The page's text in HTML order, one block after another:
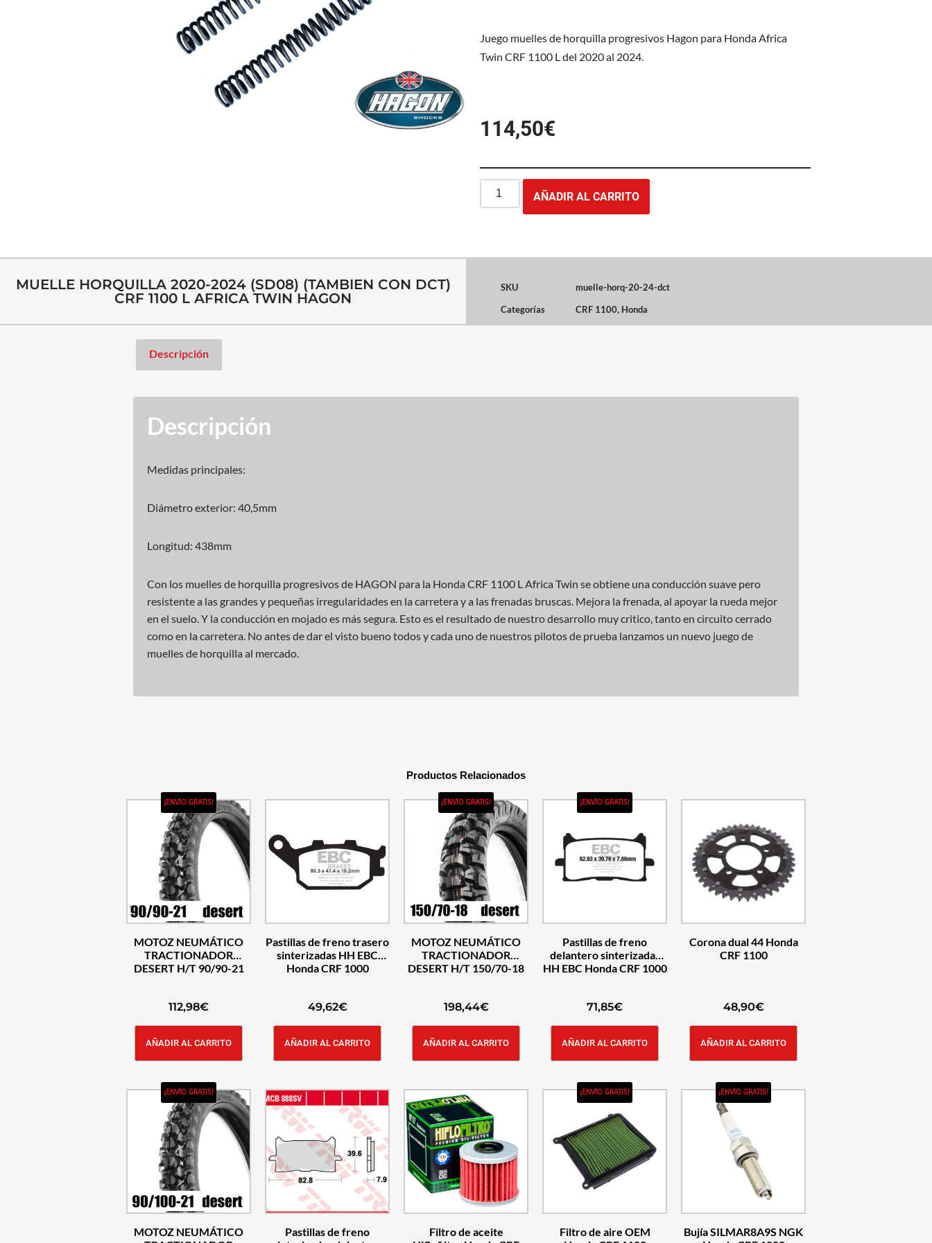
Juego muelles de horquilla progresivos Hagon para Honda Africa
Twin CRF 1100 L del 2020 al 2024.
114,50€
AÑADIR AL CARRITO
MUELLE HORQUILLA 2020-2024 (SD08) (TAMBIEN CON DCT)
CRF 1100 L AFRICA TWIN HAGON
SKU
muelle-horq-20-24-dct
Categorías
CRF 1100, Honda
Descripción
Descripción
Medidas principales:
Diámetro exterior: 40,5mm
Longitud: 438mm
Con los muelles de horquilla progresivos de HAGON para la Honda CRF 1100 L Africa Twin se obtiene una conducción suave pero
resistente a las grandes y pequeñas irregularidades en la carretera y a las frenadas bruscas. Mejora la frenada, al apoyar la rueda mejor
en el suelo. Y la conducción en mojado es más segura. Esto es el resultado de nuestro desarrollo muy critico, tanto en circuito cerrado
como en la carretera. No antes de dar el visto bueno todos y cada uno de nuestros pilotos de prueba lanzamos un nuevo juego de
muelles de horquilla al mercado.
Productos Relacionados
¡ENVÍO GRATIS!
MOTOZ NEUMÁTICO
TRACTIONADOR
DESERT H/T 90/90-21
112,98€
AÑADIR AL CARRITO
Pastillas de freno trasero
sinterizadas HH EBC
Honda CRF 1000
49,62€
AÑADIR AL CARRITO
¡ENVÍO GRATIS!
MOTOZ NEUMÁTICO
TRACTIONADOR
DESERT H/T 150/70-18
198,44€
AÑADIR AL CARRITO
¡ENVÍO GRATIS!
Pastillas de freno
delantero sinterizadas
HH EBC Honda CRF 1000
71,85€
AÑADIR AL CARRITO
Corona dual 44 Honda
CRF 1100
48,90€
AÑADIR AL CARRITO
¡ENVÍO GRATIS!
MOTOZ NEUMÁTICO
Pastillas de freno
Filtro de aceite
¡ENVÍO GRATIS!
Filtro de aire OEM
¡ENVÍO GRATIS!
Bujía SILMAR8A9S NGK